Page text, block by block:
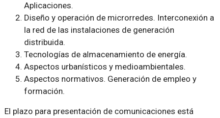
Aplicaciones.
Diseño y operación de microrredes. Interconexión a
la red de las instalaciones de generación
distribuida.
Tecnologías de almacenamiento de energía.
Aspectos urbanísticos y medioambientales.
Aspectos normativos. Generación de empleo y
formación.
El plazo para presentación de comunicaciones está